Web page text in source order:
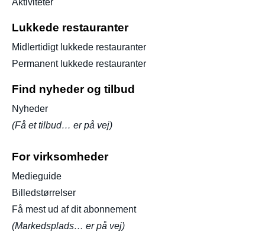
Lukkede restauranter
Midlertidigt lukkede restauranter
Permanent lukkede restauranter
Find nyheder og tilbud
Nyheder
(Få et tilbud… er på vej)
For virksomheder
Medieguide
Billedstørrelser
Få mest ud af dit abonnement
(Markedsplads… er på vej)